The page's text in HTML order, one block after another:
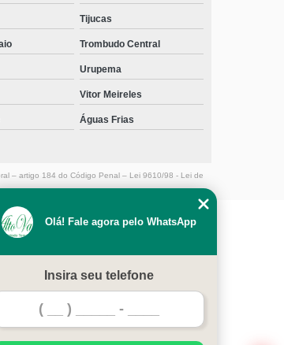
Tijucas
Trombudo Central
Urupema
Vitor Meireles
Águas Frias
– artigo 184 do Código Penal – Lei 9610/98 - Lei de
HOME
EMPRESA
SERVIÇOS
Olá! Fale agora pelo WhatsApp
Insira seu telefone